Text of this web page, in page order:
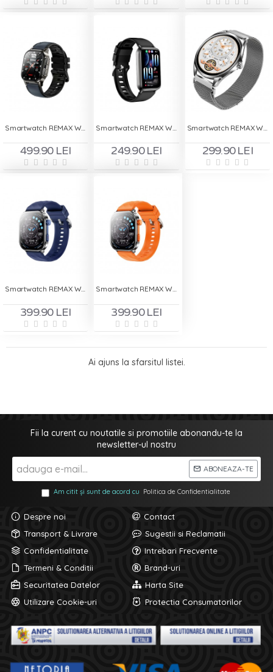
499.90 LEI 249.90 LEI 299.90 LEI
Smartwatch REMAX W31 - Blue
399.90 LEI
Smartwatch REMAX W31 - Orange
399.90 LEI
Ai ajuns la sfarsitul listei.
Fii la curent cu noutatile si promotiile abonandu-te la
newsletter-ul nostru
ABONEAZA-TE
Am citit și sunt de acord cu Politica de Confidentialitate
Despre noi
Transport & Livrare
Confidentialitate
Termeni & Conditii
Securitatea Datelor
Utilizare Cookie-uri
Contact
Sugestii si Reclamatii
Intrebari Frecvente
Brand-uri
Harta Site
Protectia Consumatorilor